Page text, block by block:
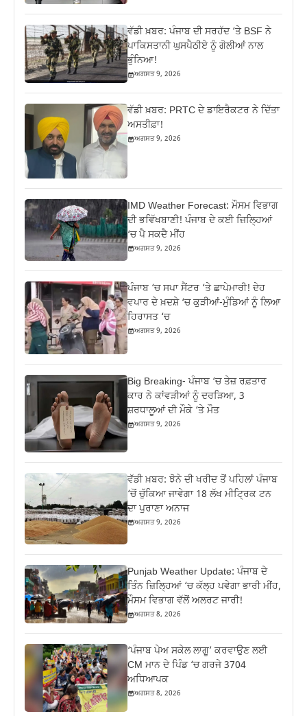
ਵੱਡੀ ਖ਼ਬਰ: ਪੰਜਾਬ ਦੀ ਸਰਹੱਦ ‘ਤੇ BSF ਨੇ
ਪਾਕਿਸਤਾਨੀ ਘੁਸਪੈਠੀਏ ਨੂੰ ਗੋਲੀਆਂ ਨਾਲ
ਭੁੰਨਿਆ!
ਅਗਸਤ 9, 2026
ਵੱਡੀ ਖ਼ਬਰ: PRTC ਦੇ ਡਾਇਰੈਕਟਰ ਨੇ ਦਿੱਤਾ
ਅਸਤੀਫ਼ਾ!
ਅਗਸਤ 9, 2026
IMD Weather Forecast: ਮੌਸਮ ਵਿਭਾਗ
ਦੀ ਭਵਿੱਖਬਾਣੀ! ਪੰਜਾਬ ਦੇ ਕਈ ਜ਼ਿਲ੍ਹਿਆਂ
‘ਚ ਪੈ ਸਕਦੈ ਮੀਂਹ
ਅਗਸਤ 9, 2026
ਪੰਜਾਬ ‘ਚ ਸਪਾ ਸੈਂਟਰ ‘ਤੇ ਛਾਪੇਮਾਰੀ! ਦੇਹ
ਵਪਾਰ ਦੇ ਖ਼ਦਸ਼ੇ ‘ਚ ਕੁੜੀਆਂ-ਮੁੰਡਿਆਂ ਨੂੰ ਲਿਆ
ਹਿਰਾਸਤ ‘ਚ
ਅਗਸਤ 9, 2026
Big Breaking- ਪੰਜਾਬ ‘ਚ ਤੇਜ਼ ਰਫ਼ਤਾਰ
ਕਾਰ ਨੇ ਕਾਂਵੜੀਆਂ ਨੂੰ ਦਰੜਿਆ, 3
ਸ਼ਰਧਾਲੂਆਂ ਦੀ ਮੌਕੇ ‘ਤੇ ਮੌਤ
ਅਗਸਤ 9, 2026
ਵੱਡੀ ਖ਼ਬਰ: ਝੋਨੇ ਦੀ ਖਰੀਦ ਤੋਂ ਪਹਿਲਾਂ ਪੰਜਾਬ
‘ਚੋਂ ਚੁੱਕਿਆ ਜਾਵੇਗਾ 18 ਲੱਖ ਮੀਟ੍ਰਿਕ ਟਨ
ਦਾ ਪੁਰਾਣਾ ਅਨਾਜ
ਅਗਸਤ 9, 2026
Punjab Weather Update: ਪੰਜਾਬ ਦੇ
ਤਿੰਨ ਜ਼‍ਿਲ੍ਹਿਆਂ ‘ਚ ਕੱਲ੍ਹ ਪਵੇਗਾ ਭਾਰੀ ਮੀਂਹ,
ਮੌਸਮ ਵਿਭਾਗ ਵੱਲੋਂ ਅਲਰਟ ਜਾਰੀ!
ਅਗਸਤ 8, 2026
‘ਪੰਜਾਬ ਪੇਅ ਸਕੇਲ ਲਾਗੂ’ ਕਰਵਾਉਣ ਲਈ
CM ਮਾਨ ਦੇ ਪਿੰਡ ‘ਚ ਗਰਜੇ 3704
ਅਧਿਆਪਕ
ਅਗਸਤ 8, 2026